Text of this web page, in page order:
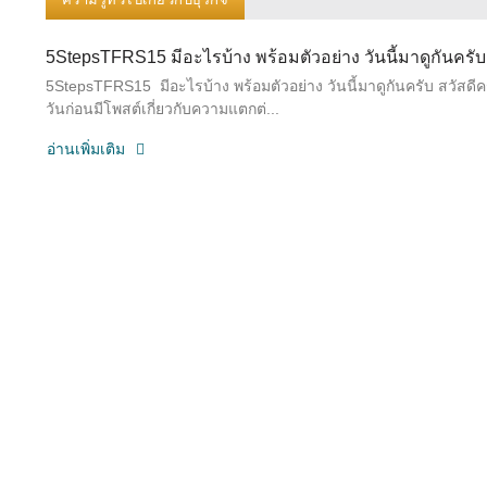
5StepsTFRS15 มีอะไรบ้าง พร้อมตัวอย่าง วันนี้มาดูกันครับ
5StepsTFRS15 มีอะไรบ้าง พร้อมตัวอย่าง วันนี้มาดูกันครับ สวัสดี
วันก่อนมีโพสต์เกี่ยวกับความแตกต่...
อ่านเพิ่มเติม